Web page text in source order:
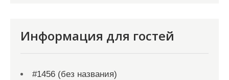
Информация для гостей
#1456 (без названия)